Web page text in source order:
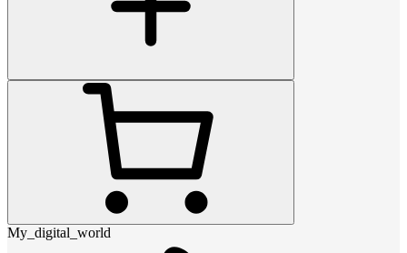
My_digital_world